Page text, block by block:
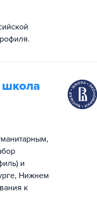
школа
и
Нижнем
к